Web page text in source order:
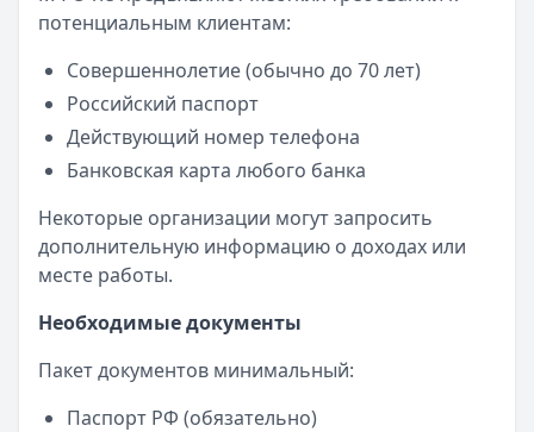
потенциальным клиентам:
Совершеннолетие (обычно до 70 лет)
Российский паспорт
Действующий номер телефона
Банковская карта любого банка
Некоторые организации могут запросить
дополнительную информацию о доходах или
месте работы.
Необходимые документы
Пакет документов минимальный:
Паспорт РФ (обязательно)